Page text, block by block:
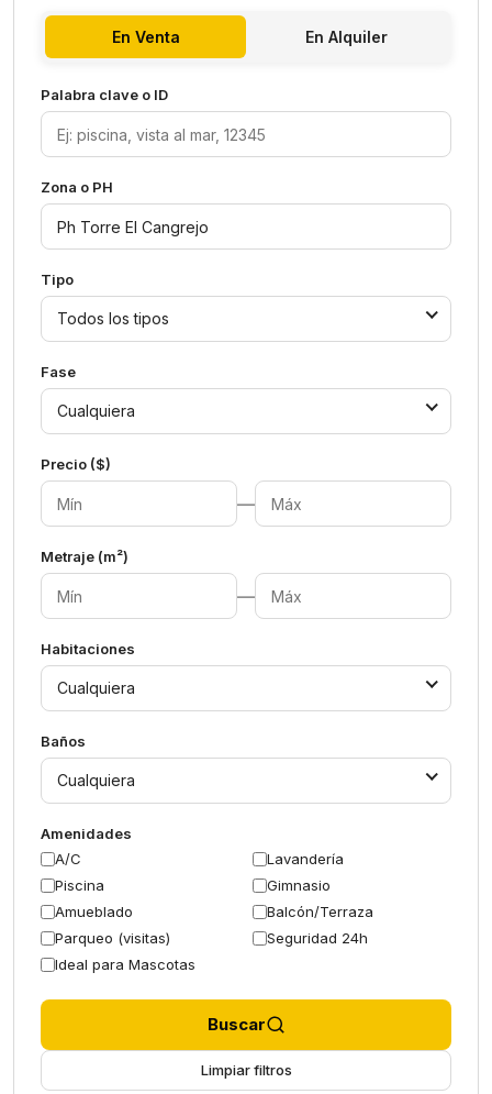
En Venta En Alquiler
Palabra clave o ID
Zona o PH
Tipo
Todos los tipos
Fase
Cualquiera
Precio ($)
—
Metraje (m²)
—
Habitaciones
Cualquiera
Baños
Cualquiera
Amenidades
A/C
Lavandería
Piscina
Gimnasio
Amueblado
Balcón/Terraza
Parqueo (visitas)
Seguridad 24h
Ideal para Mascotas
Buscar
Limpiar filtros